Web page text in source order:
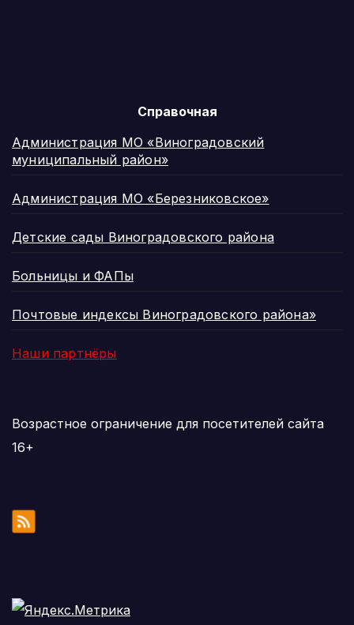
Справочная
Администрация МО «Виноградовский
муниципальный район»
Администрация МО «Березниковское»
Детские сады Виноградовского района
Больницы и ФАПы
Почтовые индексы Виноградовского района»
Наши партнёры
Возрастное ограничение для посетителей сайта
16+